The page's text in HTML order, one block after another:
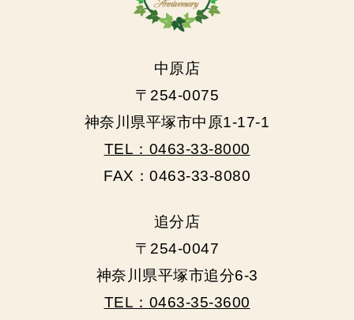
中原店
〒254-0075
神奈川県平塚市中原1-17-1
TEL：0463-33-8000
FAX：0463-33-8080
追分店
〒254-0047
神奈川県平塚市追分6-3
TEL：0463-35-3600